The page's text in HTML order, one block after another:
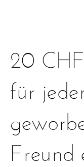
20
für
Freund